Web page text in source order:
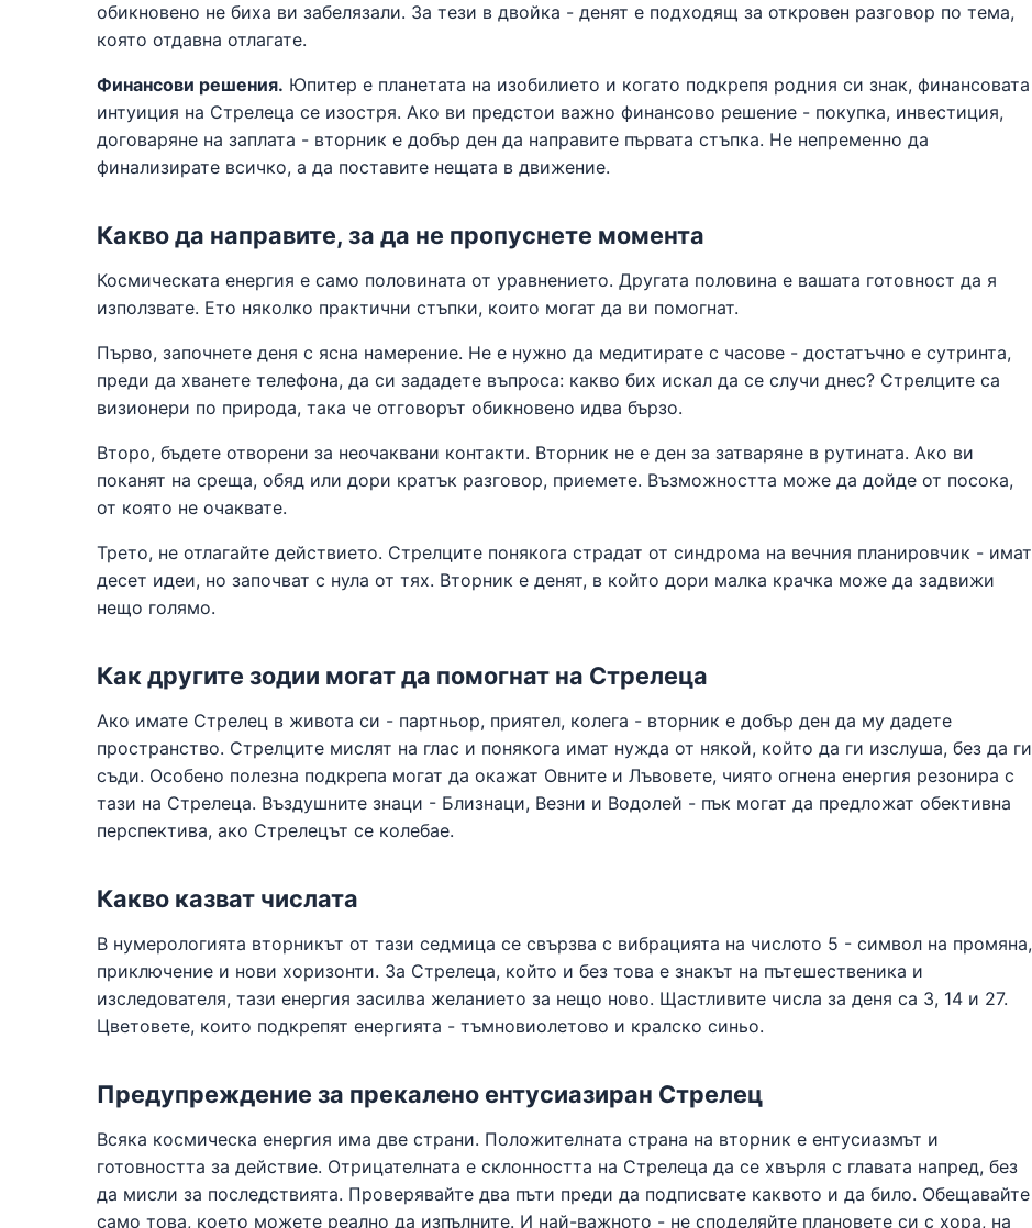
обикновено не биха ви забелязали. За тези в двойка - денят е подходящ за откровен разговор по тема,
която отдавна отлагате.
Финансови решения. Юпитер е планетата на изобилието и когато подкрепя родния си знак, финансовата
интуиция на Стрелеца се изостря. Ако ви предстои важно финансово решение - покупка, инвестиция,
договаряне на заплата - вторник е добър ден да направите първата стъпка. Не непременно да
финализирате всичко, а да поставите нещата в движение.
Какво да направите, за да не пропуснете момента
Космическата енергия е само половината от уравнението. Другата половина е вашата готовност да я
използвате. Ето няколко практични стъпки, които могат да ви помогнат.
Първо, започнете деня с ясна намерение. Не е нужно да медитирате с часове - достатъчно е сутринта,
преди да хванете телефона, да си зададете въпроса: какво бих искал да се случи днес? Стрелците са
визионери по природа, така че отговорът обикновено идва бързо.
Второ, бъдете отворени за неочаквани контакти. Вторник не е ден за затваряне в рутината. Ако ви
поканят на среща, обяд или дори кратък разговор, приемете. Възможността може да дойде от посока,
от която не очаквате.
Трето, не отлагайте действието. Стрелците понякога страдат от синдрома на вечния планировчик - имат
десет идеи, но започват с нула от тях. Вторник е денят, в който дори малка крачка може да задвижи
нещо голямо.
Как другите зодии могат да помогнат на Стрелеца
Ако имате Стрелец в живота си - партньор, приятел, колега - вторник е добър ден да му дадете
пространство. Стрелците мислят на глас и понякога имат нужда от някой, който да ги изслуша, без да ги
съди. Особено полезна подкрепа могат да окажат Овните и Лъвовете, чиято огнена енергия резонира с
тази на Стрелеца. Въздушните знаци - Близнаци, Везни и Водолей - пък могат да предложат обективна
перспектива, ако Стрелецът се колебае.
Какво казват числата
В нумерологията вторникът от тази седмица се свързва с вибрацията на числото 5 - символ на промяна,
приключение и нови хоризонти. За Стрелеца, който и без това е знакът на пътешественика и
изследователя, тази енергия засилва желанието за нещо ново. Щастливите числа за деня са 3, 14 и 27.
Цветовете, които подкрепят енергията - тъмновиолетово и кралско синьо.
Предупреждение за прекалено ентусиазиран Стрелец
Всяка космическа енергия има две страни. Положителната страна на вторник е ентусиазмът и
готовността за действие. Отрицателната е склонността на Стрелеца да се хвърля с главата напред, без
да мисли за последствията. Проверявайте два пъти преди да подписвате каквото и да било. Обещавайте
само това, което можете реално да изпълните. И най-важното - не споделяйте плановете си с хора, на